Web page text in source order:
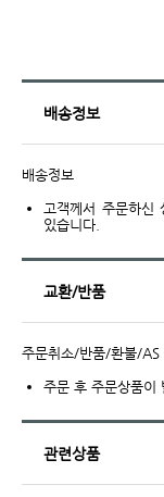
배송정보
배송정보
고객께서 주문하신
있습니다.
교환/반품
주문취소/반품/환불/AS
주문 후 주문상품이
관련상품